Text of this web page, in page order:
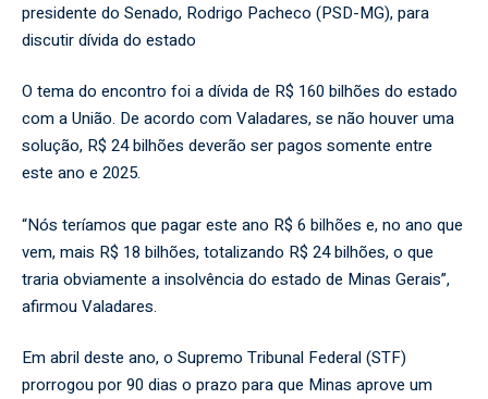
presidente do Senado, Rodrigo Pacheco (PSD-MG), para
discutir dívida do estado
O tema do encontro foi a dívida de R$ 160 bilhões do estado
com a União. De acordo com Valadares, se não houver uma
solução, R$ 24 bilhões deverão ser pagos somente entre
este ano e 2025.
“Nós teríamos que pagar este ano R$ 6 bilhões e, no ano que
vem, mais R$ 18 bilhões, totalizando R$ 24 bilhões, o que
traria obviamente a insolvência do estado de Minas Gerais”,
afirmou Valadares.
Em abril deste ano, o Supremo Tribunal Federal (STF)
prorrogou por 90 dias o prazo para que Minas aprove um